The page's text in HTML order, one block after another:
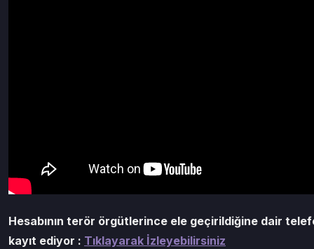
Hesabının terör örgütlerince ele geçirildiğine dair
kayıt ediyor : Tıklayarak İzleyebilirsiniz